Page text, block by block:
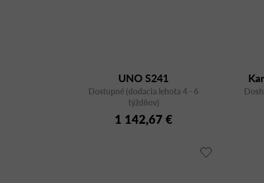
UNO S241
Dostupné (dodacia lehota 4 - 6
týždňov)
1 142,67 €